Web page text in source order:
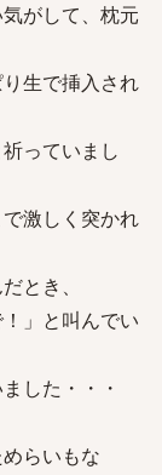
がして、枕元
生で挿入され
っていまし
激しく突かれ
とき、
」と叫んでい
した・・・
らいもな